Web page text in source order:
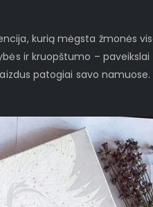
kurią mėgsta žmonės
ir kruopštumo –
patogiai savo namuose.